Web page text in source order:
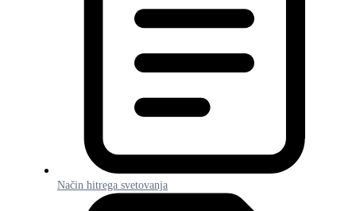
Način hitrega svetovanja